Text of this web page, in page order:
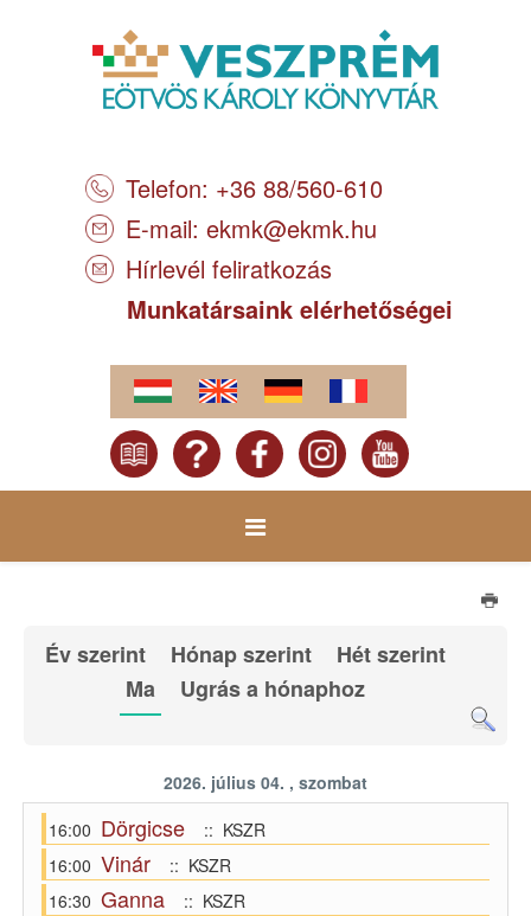
Telefon: +36 88/560-610
E-mail: ekmk@ekmk.hu
Hírlevél feliratkozás
Munkatársaink elérhetőségei
Év szerint Hónap szerint
Hét szerint
Ma
Ugrás a hónaphoz
2026. július 04. , szombat
16:00 Dörgicse
:: KSZR
16:00 Vinár
:: KSZR
16:30 Ganna
:: KSZR